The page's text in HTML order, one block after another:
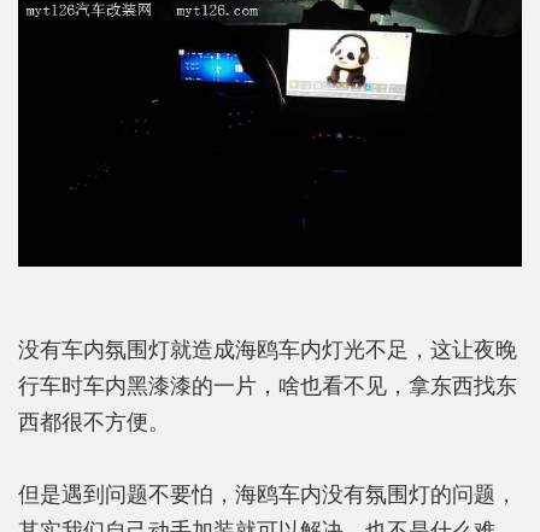
没有车内氛围灯就造成海鸥车内灯光不足，这让夜晚
行车时车内黑漆漆的一片，啥也看不见，拿东西找东
西都很不方便。
但是遇到问题不要怕，海鸥车内没有氛围灯的问题，